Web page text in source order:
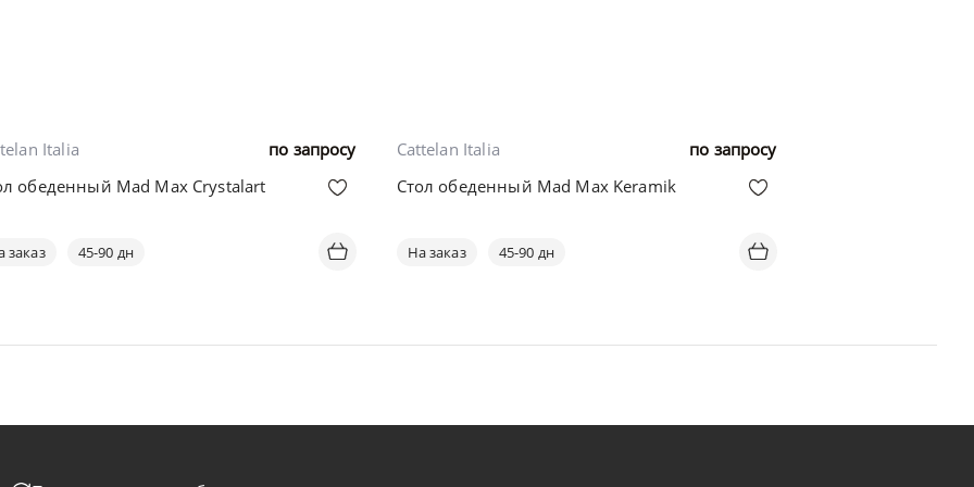
по запросу
Italia
обеденный Mad Max Crystalart
заказ 45-90 дн
по запросу
Cattelan Italia
Стол обеденный Mad Max Keramik
На заказ 45-90 дн